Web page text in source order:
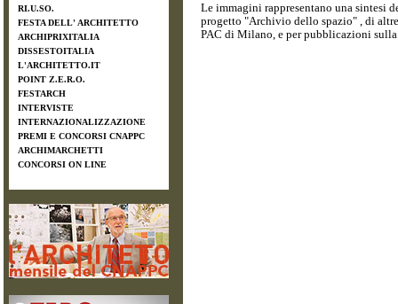
RI.U.SO.
FESTA DELL' ARCHITETTO
ARCHIPRIXITALIA
DISSESTOITALIA
L'ARCHITETTO.IT
POINT Z.E.R.O.
FESTARCH
INTERVISTE
INTERNAZIONALIZZAZIONE
PREMI E CONCORSI CNAPPC
ARCHIMARCHETTI
CONCORSI ON LINE
Le immagini rappresentano una sintesi
progetto "Archivio dello spazio" , di
PAC di Milano, e per pubblicazioni